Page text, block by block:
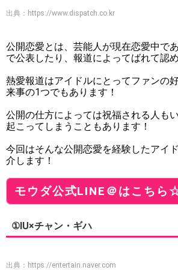
出典： https://www.dispatch.co.kr
公開恋愛とは、芸能人が現在恋愛中で
で公表したり、報道によってばれて認
熱愛報道はアイドルにとってファンの
来事の1つでもあります！
公開の仕方によっては祝福される人も
起こってしまうこともあります！
今回はそんな公開恋愛を経験したアイ
介します！
モウダ公式LINE＠はこちら
①IU×チャン・ギハ
出典： https://entertain.naver.com